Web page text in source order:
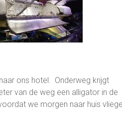
ons hotel. Onderweg krijgt
van de weg een alligator in de
we morgen naar huis